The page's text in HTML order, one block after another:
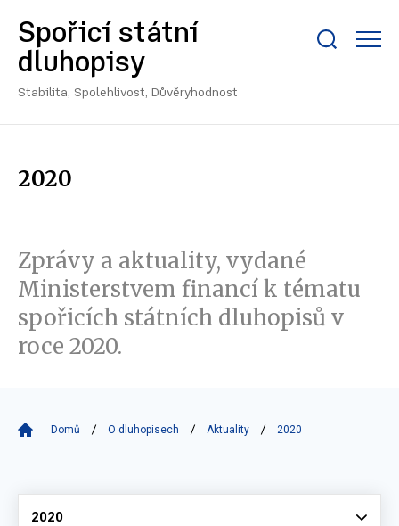
Spořicí státní
dluhopisy
Stabilita, Spolehlivost, Důvěryhodnost
2020
Zprávy a aktuality, vydané
Ministerstvem financí k tématu
spořicích státních dluhopisů v
roce 2020.
Domů O dluhopisech Aktuality 2020
Vyberte
2020